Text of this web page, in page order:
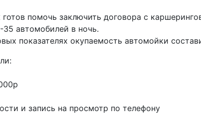
помочь заключить договора с
автомобилей в ночь.
показателях окупаемость автомойки
и запись на просмотр по телефону